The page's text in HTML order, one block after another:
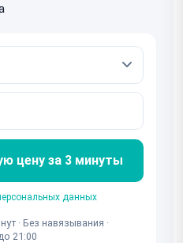
цену за 3 минуты
данных
· Без навязывания ·
21:00